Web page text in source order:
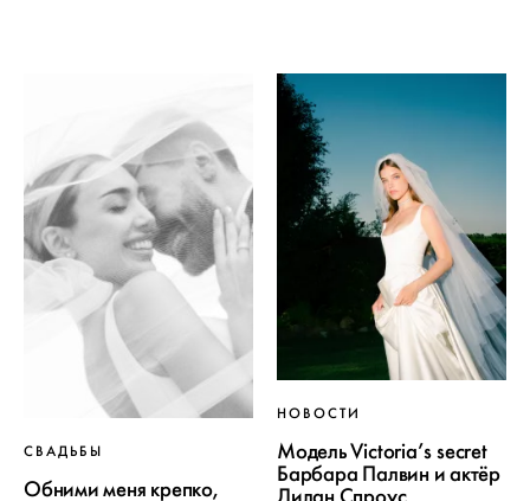
СВАДЬБЫ
Обними меня крепко,
НОВОСТИ
Модель Victoria’s secret
Барбара Палвин и актёр